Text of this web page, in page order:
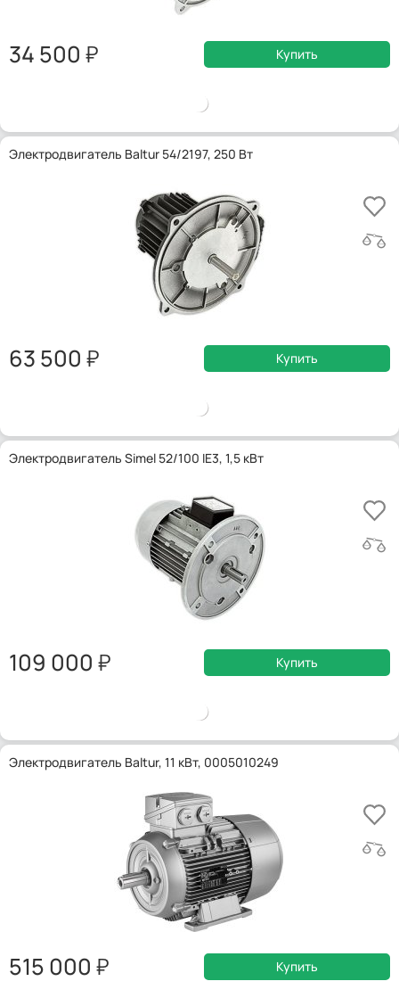
34 500 Купить
Электродвигатель Baltur 54/2197, 250 Вт
63 500 Купить
Электродвигатель Simel 52/100 IE3, 1,5 кВт
109 000 Купить
Электродвигатель Baltur, 11 кВт, 0005010249
515 000 Купить